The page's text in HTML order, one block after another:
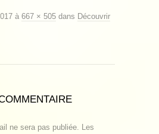
à 667 × 505 dans Découvrir
ne sera pas publiée. Les